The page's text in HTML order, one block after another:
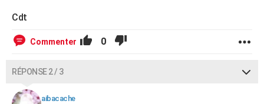
Cdt
Commenter 0
RÉPONSE 2 / 3
aibacache